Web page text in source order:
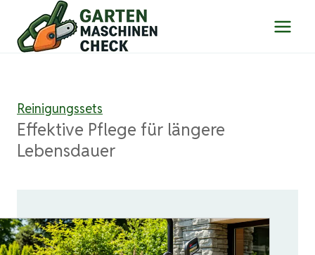
Inhalt
springen
Reinigungssets
Effektive Pflege für längere
Lebensdauer